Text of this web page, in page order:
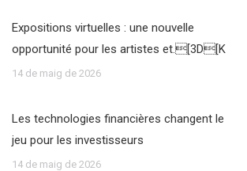
Expositions virtuelles : une nouvelle
opportunité pour les artistes et.[3D[K
14 de maig de 2026
Les technologies financières changent le
jeu pour les investisseurs
14 de maig de 2026